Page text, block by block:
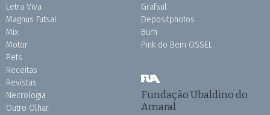
Letra Viva
Magnus Futsal
Mix
Motor
Pets
Receitas
Revistas
Necrologia
Outro Olhar
Grafsul
Depositphotos
Burh
Pink do Bem OSSEL
Fundação Ubaldino do
Amaral